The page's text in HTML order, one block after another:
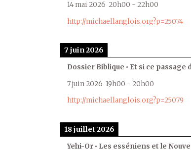
14 mai 2026 20h00 - 22h00
http://michaellanglois.org?p=25074
7 juin 2026
Dossier Biblique • Et si ce passage
7 juin 2026 19h00 - 20h00
http://michaellanglois.org?p=25079
18 juillet 2026
Yehi-Or • Les esséniens et le